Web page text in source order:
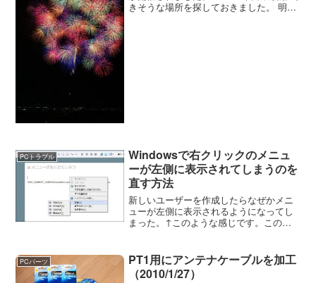
きそうな場所を探しておきました。 明科
PCトラブル
Windowsで右クリックのメニュ
ーが左側に表示されてしまうのを
直す方法
新しいユーザーを作成したらなぜかメニ
ューが左側に表示されるようになってし
まった。↑このような感じです。このト
「Tablet PC 設定」がある場合はこの設定
から修正すること...
PCパーツ
PT1用にアンテナケーブルを加工
（2010/1/27）